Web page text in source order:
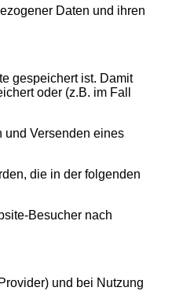
Daten und ihren
gespeichert ist. Damit
oder (z.B. im Fall
und Versenden eines
die in der folgenden
Besucher nach
und bei Nutzung